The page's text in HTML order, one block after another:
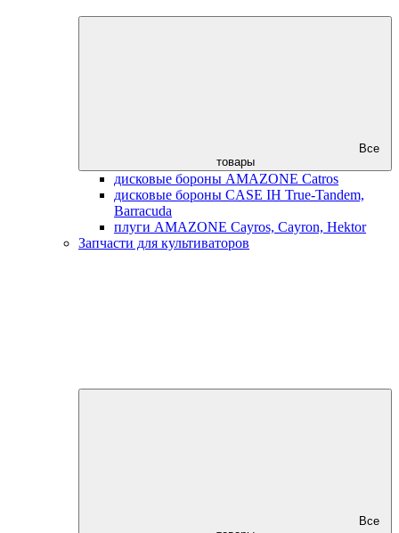
Все
товары
дисковые бороны AMAZONE Catros
дисковые бороны CASE IH True-Tandem,
Barracuda
плуги AMAZONE Cayros, Cayron, Hektor
Запчасти для культиваторов
Все